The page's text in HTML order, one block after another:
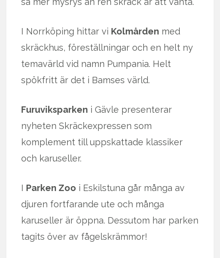
I Norrköping hittar vi Kolmården med
skräckhus, föreställningar och en helt ny
temavärld vid namn Pumpania. Helt
spökfritt är det i Bamses värld.
Furuviksparken i Gävle presenterar
nyheten Skräckexpressen som
komplement till uppskattade klassiker
och karuseller.
I Parken Zoo i Eskilstuna går många av
djuren fortfarande ute och många
karuseller är öppna. Dessutom har parken
tagits över av fågelskrämmor!